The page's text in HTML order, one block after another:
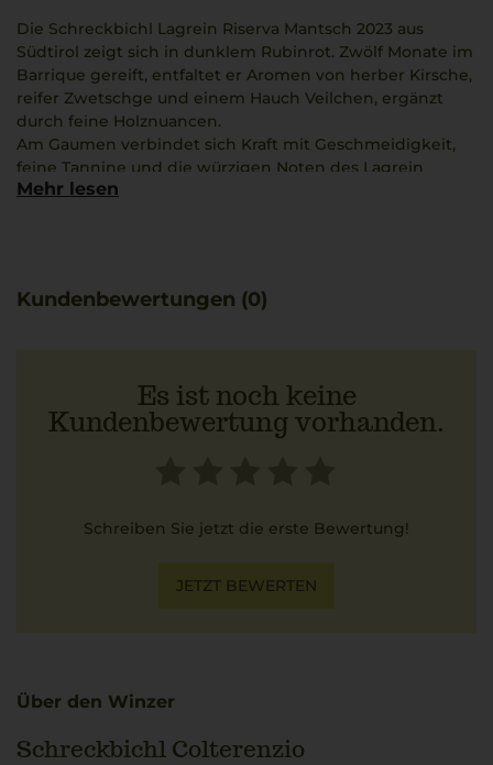
Die Schreckbichl Lagrein Riserva Mantsch 2023 aus
Südtirol zeigt sich in dunklem Rubinrot. Zwölf Monate im
Barrique gereift, entfaltet er Aromen von herber Kirsche,
reifer Zwetschge und einem Hauch Veilchen, ergänzt
durch feine Holznuancen.
Am Gaumen verbindet sich Kraft mit Geschmeidigkeit,
feine Tannine und die würzigen Noten des Lagrein
prägen den Geschmack, der durch Frische und eine
alla Milanese, da die reichhaltige Aroma- und
Mehr lesen
Kundenbewertungen (0)
Es ist noch keine
Kundenbewertung vorhanden.
Schreiben Sie jetzt die erste Bewertung!
JETZT BEWERTEN
Über den Winzer
Schreckbichl Colterenzio